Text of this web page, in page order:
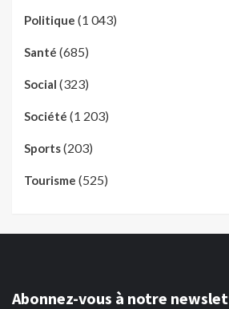
Politique (1 043)
Santé (685)
Social (323)
Société (1 203)
Sports(203)
Tourisme (525)
Abonnez-vous à notre